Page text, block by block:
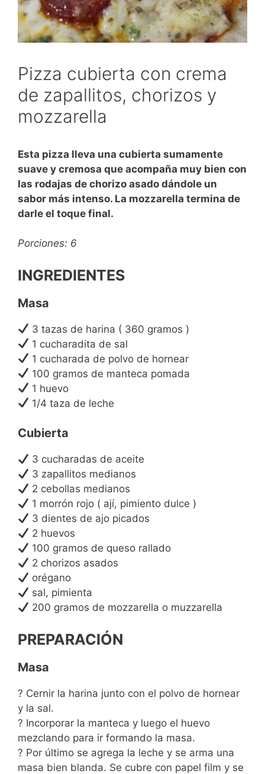
Pizza cubierta con crema
de zapallitos, chorizos y
mozzarella
Esta pizza lleva una cubierta sumamente
suave y cremosa que acompaña muy bien con
las rodajas de chorizo asado dándole un
sabor más intenso. La mozzarella termina de
darle el toque final.
Porciones: 6
INGREDIENTES
Masa
3 tazas de harina ( 360 gramos )
1 cucharadita de sal
1 cucharada de polvo de hornear
100 gramos de manteca pomada
1 huevo
1/4 taza de leche
Cubierta
3 cucharadas de aceite
3 zapallitos medianos
2 cebollas medianos
1 morrón rojo ( ají, pimiento dulce )
3 dientes de ajo picados
2 huevos
100 gramos de queso rallado
2 chorizos asados
orégano
sal, pimienta
200 gramos de mozzarella o muzzarella
PREPARACIÓN
Masa
? Cernir la harina junto con el polvo de hornear
y la sal.
? Incorporar la manteca y luego el huevo
mezclando para ir formando la masa.
? Por último se agrega la leche y se arma una
masa bien blanda. Se cubre con papel film y se